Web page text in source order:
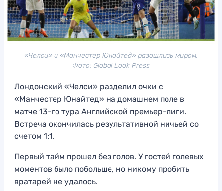
«Челси» и «Манчестер Юнайтед» разошлись миром.
Фото: Global Look Press
Лондонский «Челси» разделил очки с
«Манчестер Юнайтед» на домашнем поле в
матче 13-го тура Английской премьер-лиги.
Встреча окончилась результативной ничьей со
счетом 1:1.
Первый тайм прошел без голов. У гостей голевых
моментов было побольше, но никому пробить
вратарей не удалось.